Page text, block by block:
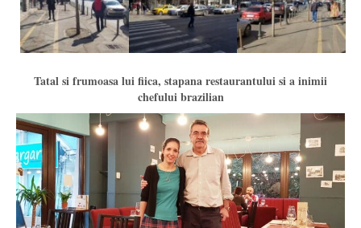
Tatal si frumoasa lui fiica, stapana restaurantului si a inimii
chefului brazilian